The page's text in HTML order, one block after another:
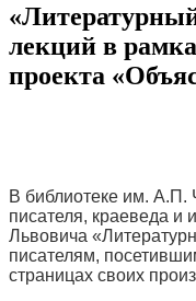
лекций в
проекта
В библиотеке им. А.П.
писателя, краеведа и
Львовича
писателям,
страницах своих